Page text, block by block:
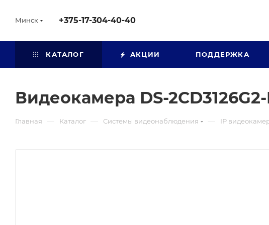
Минск +375-17-304-40-40
КАТАЛОГ АКЦИИ ПОДДЕРЖКА
Видеокамера DS-
Главная — Каталог — Системы видеонаблюдения — IP